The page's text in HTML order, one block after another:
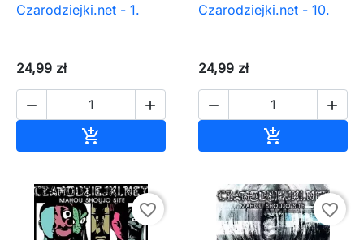
Czarodziejki.net - 1.
24,99 zł
 

Czarodziejki.net - 10.
24,99 zł
 

favorite_border favorite_border